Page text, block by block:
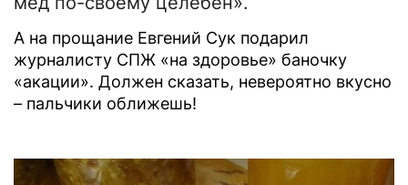
А на прощание Евгений Сук подарил
журналисту СПЖ «на здоровье» баночку
«акации». Должен сказать, невероятно вкусно
– пальчики оближешь!